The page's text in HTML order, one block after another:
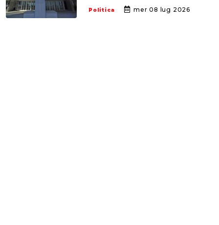
Politica mer 08 lug 2026